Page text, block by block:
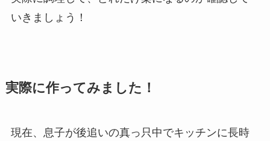
いきましょう！
実際に作ってみました！
現在、息子が後追いの真っ只中でキッチンに長時